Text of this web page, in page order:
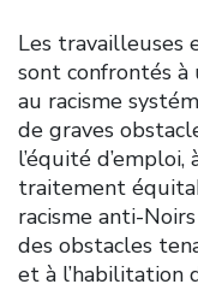
Les travailleuses
sont confrontés
au racisme
de graves
l’équité d’emploi,
traitement
racisme anti-
des obstacles
et à l’habilitation